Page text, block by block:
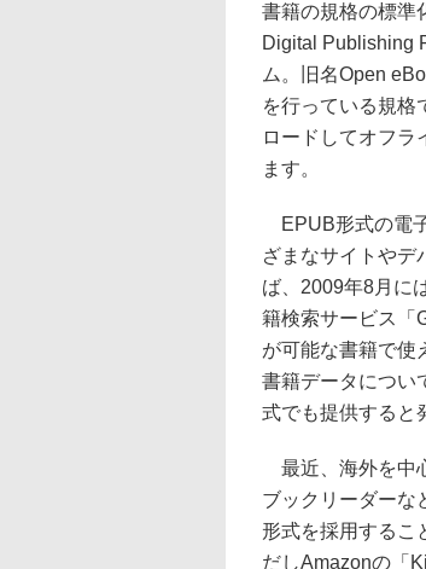
書籍の規格の標準
Digital Publishing
ム。旧名Open
を行っている規格
ロードしてオフラ
ます。
EPUB形式の電
ざまなサイトやデ
ば、2009年8月に
籍検索サービス「
が可能な書籍で使
書籍データについ
式でも提供すると
最近、海外を中
ブックリーダーな
形式を採用するこ
だしAmazonの「